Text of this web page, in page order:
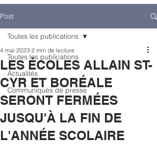
Post
Toutes les publications
Actualités
Communiqués de presse
Toutes les publications
LES ÉCOLES ALLAIN ST-
CYR ET BORÉALE
SERONT FERMÉES
JUSQU'À LA FIN DE
L'ANNÉE SCOLAIRE
4 mai 2023 2 min de lecture